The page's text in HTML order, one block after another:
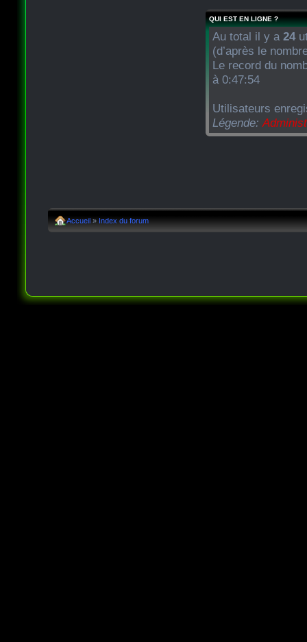
QUI EST EN LIGNE ?
Au total il y a 24
(d’après le
Le record du
à 0:47:54
Utilisateurs
Légende:
Accueil » Index du forum